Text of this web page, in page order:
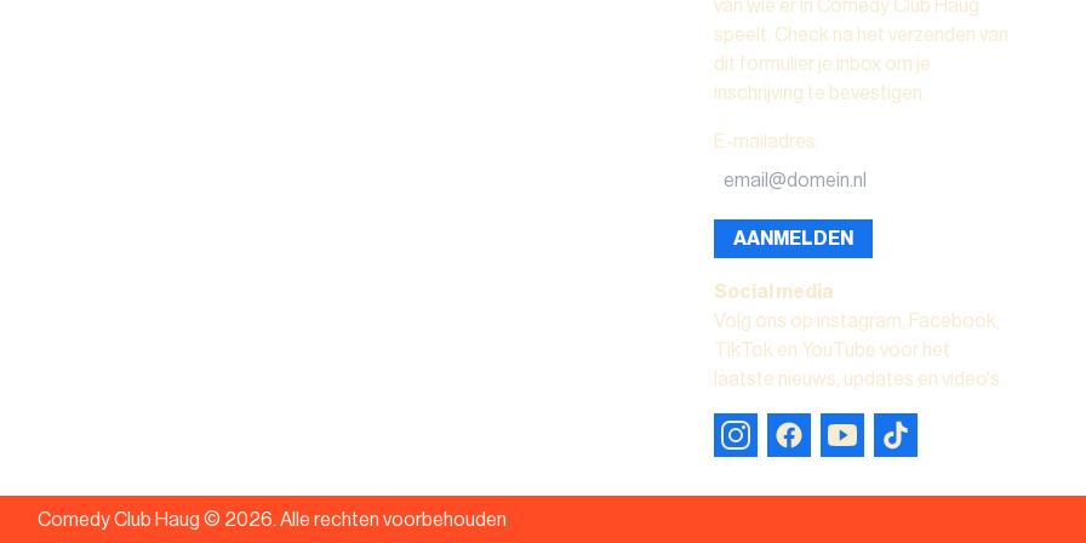
van wie er in Comedy Club Haug
speelt. Check na het verzenden van
dit formulier je inbox om je
inschrijving te bevestigen.
E-mailadres:
AANMELDEN
Social media
Volg ons op instagram, Facebook,
TikTok en YouTube voor het
laatste nieuws, updates en video's.
Comedy Club Haug © 2026. Alle rechten voorbehouden